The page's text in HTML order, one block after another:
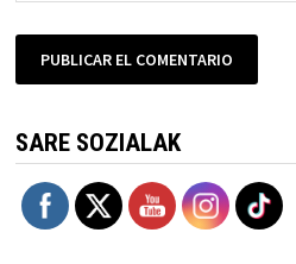
SARE SOZIALAK